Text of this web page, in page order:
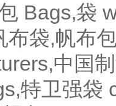
Bags,袋
布袋,帆布
中国
特卫强袋